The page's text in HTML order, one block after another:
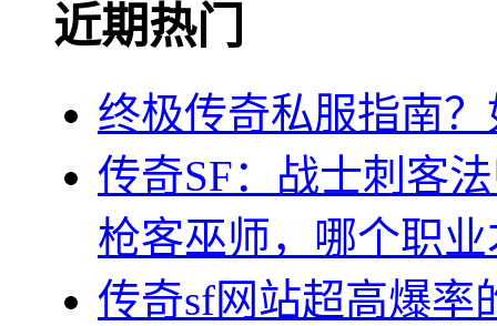
近期热门
终极传奇私服指南
传奇SF：战士刺客
枪客巫师，哪个职
传奇sf网站超高爆率